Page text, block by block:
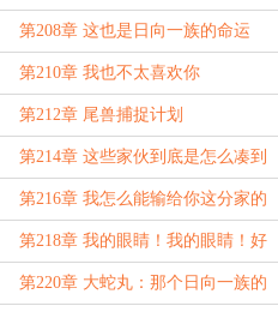
第208章 这也是日向一族的命运
第210章 我也不太喜欢你
第212章 尾兽捕捉计划
第214章 这些家伙到底是怎么凑到
一起的？
第216章 我怎么能输给你这分家的
家伙！
第218章 我的眼睛！我的眼睛！好
疼！
第220章 大蛇丸：那个日向一族的